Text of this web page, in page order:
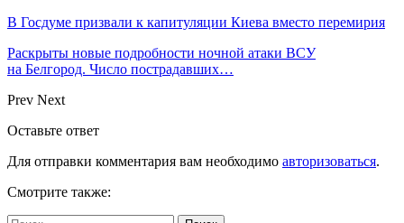
В Госдуме призвали к капитуляции Киева вместо перемирия
Раскрыты новые подробности ночной атаки ВСУ
на Белгород. Число пострадавших…
Prev Next
Оставьте ответ
Для отправки комментария вам необходимо авторизоваться.
Смотрите также: